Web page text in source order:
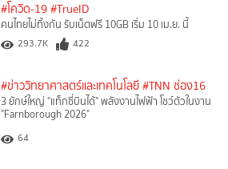
#โควิด-19 #TrueID
คนไทยไม่ทิ้งกัน รับเน็ตฟรี 10GB เริ่ม 10 เม.ย. นี้
293.7K 422
#ข่าววิทยาศาสตร์และเทคโนโลยี #TNN ช่อง16
3 ยักษ์ใหญ่ "แท็กซี่บินได้" พลังงานไฟฟ้า โชว์ตัวในงาน
"Farnborough 2026"
64